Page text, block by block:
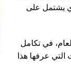
يشتمل على
في تكامل
عرفها هذا